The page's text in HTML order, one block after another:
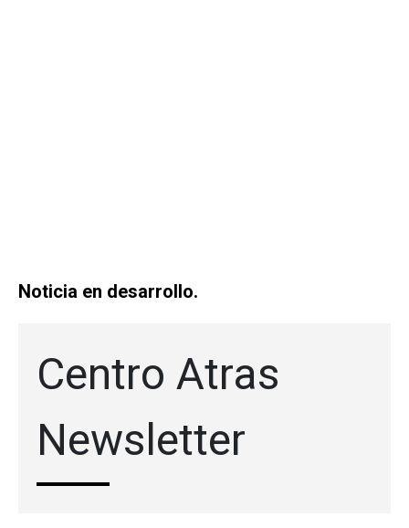
Noticia en desarrollo.